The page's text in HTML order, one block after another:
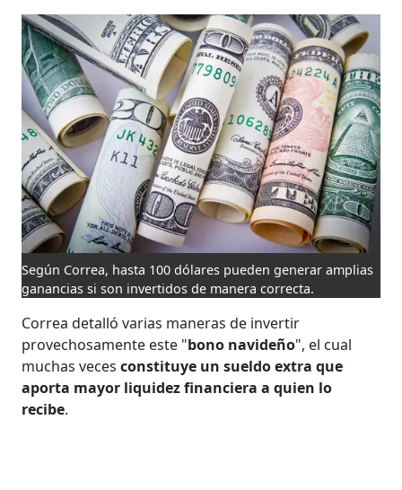
Según Correa, hasta 100 dólares pueden generar amplias
ganancias si son invertidos de manera correcta.
Correa detalló varias maneras de invertir
provechosamente este "bono navideño", el cual
muchas vecesconstituye un sueldo extra que
aporta mayor liquidez financiera a quien lo
recibe.